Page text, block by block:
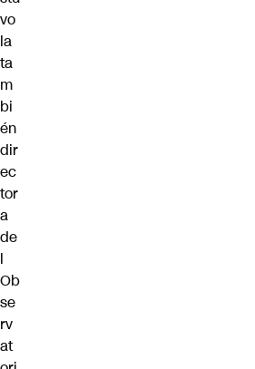
vo
la
ta
m
bi
én
dir
ec
tor
a
de
l
Ob
se
rv
at